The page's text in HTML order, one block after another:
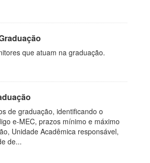
que atuam na graduação.
de graduação, identificando o
e-MEC, prazos mínimo e máximo
Unidade Acadêmica responsável,
de...